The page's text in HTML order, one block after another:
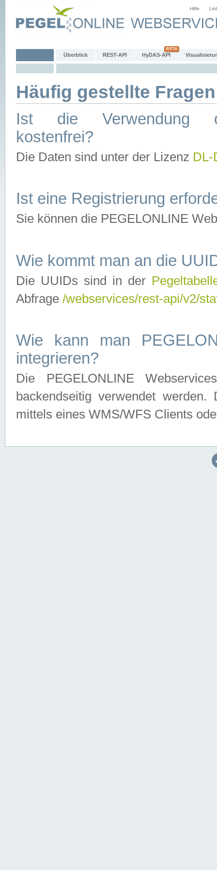
Hilfe
Überblick REST-API HyDAS-API
Häufig gestellte
Ist die Verwendung
kostenfrei?
Die Daten sind unter der Lizenz
Ist eine Registrierung
Sie können die PEGELONLINE
Wie kommt man an die
Die UUIDs sind in der
Abfrage /webservices/rest-api/v2/
Wie kann man
integrieren?
Die PEGELONLINE
backendseitig verwendet
mittels eines WMS/WFS Clients